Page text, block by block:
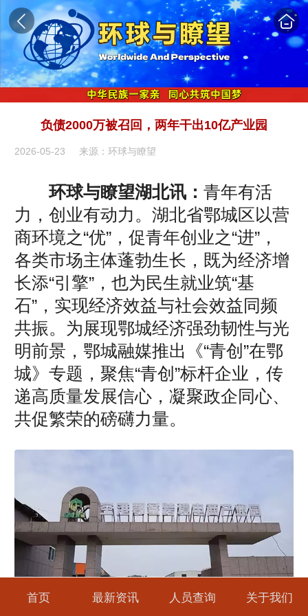
负债2000万被召回，两年干出10亿产业园
2026-05-23 来源：环球与瞭望
环球与瞭望湖北讯：青年有活
力，创业有动力。湖北省鄂城区以营
商环境之“优”，促青年创业之“进”，
各类市场主体蓬勃生长，既为经济增
长添“引擎”，也为民生就业筑“基
石”，实现经济效益与社会效益同频
共振。为展现鄂城经济强劲韧性与光
明前景，鄂城融媒推出《“青创”在鄂
城》专题，聚焦“青创”标杆企业，传
递高质量发展信心，凝聚政企同心、
共促繁荣的磅礴力量。
首页 最新资讯 人员查询 关于我们